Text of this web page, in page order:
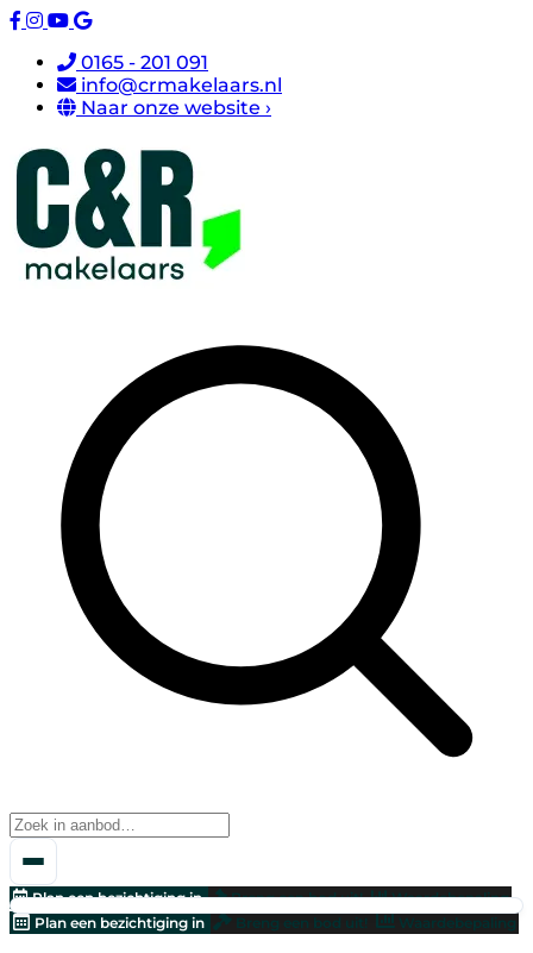
0165 - 201 091
info@crmakelaars.nl
Naar onze website ›
Plan een bezichtiging in Breng een bod uit!
Waardebepaling
Plan een bezichtiging in
Breng een bod uit! Waardebepaling